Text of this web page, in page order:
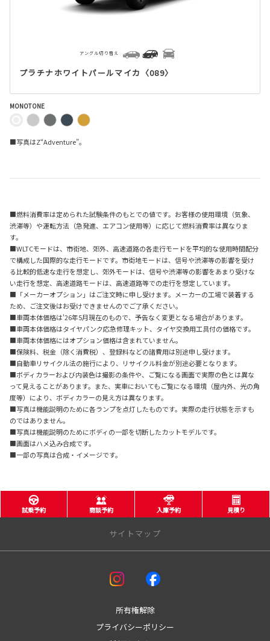
プラチナホワイトパールマイカ〈089〉
アングル切り替え
MONOTONE
■写真はZ“Adventure”。
■燃料消費率は定められた試験条件のもとでの値です。お客様の使用環境（気象、
渋滞等）や運転方法（急発進、エアコン使用等）に応じて燃料消費率は異なりま
す。
■WLTCモードは、市街地、郊外、高速道路の各走行モードを平均的な使用時間配分
で構成した国際的な走行モードです。市街地モードは、信号や渋滞等の影響を受け
る比較的低速な走行を想定し、郊外モードは、信号や渋滞等の影響をあまり受けな
い走行を想定、高速道路モードは、高速道路等での走行を想定しています。
■「メーカーオプション」はご注文時に申し受けます。メーカーの工場で装着する
ため、ご注文後はお受けできませんのでご了承ください。
■車両本体価格は'26年5月現在のもので、予告なく変更となる場合があります。
■車両本体価格はタイヤパンク応急修理キット、タイヤ交換用工具付の価格です。
■車両本体価格にはオプション価格は含まれていません。
■保険料、税金（除く消費税）、登録料などの諸費用は別途申し受けます。
■自動車リサイクル法の施行により、リサイクル料金が別途必要となります。
■ボディカラーおよび内装色は撮影の条件や、ご覧になる画面で実際の色とは異な
って見えることがあります。また、実車においてもご覧になる環境（屋内外、光の角
度等）により、ボディカラーの見え方は異なります。
■写真は機能説明のために各ランプを点灯したものです。実際の走行状態を示すも
のではありません。
■写真は機能説明のためにボディの一部を切断したカットモデルです。
■画面はハメ込み合成です。
■一部の写真は合成・イメージです。
試乗予約 商談予約 入庫予約 見積り
サイトマップ
所有権解除
プライバシーポリシー